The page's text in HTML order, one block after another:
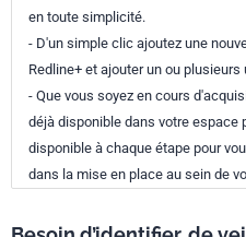
en toute simplicité.
- D'un simple clic ajoutez une
Redline+ et ajouter un ou
- Que vous soyez en cours
déjà disponible dans votre espace
disponible à chaque étape pour
dans la mise en place au sein de